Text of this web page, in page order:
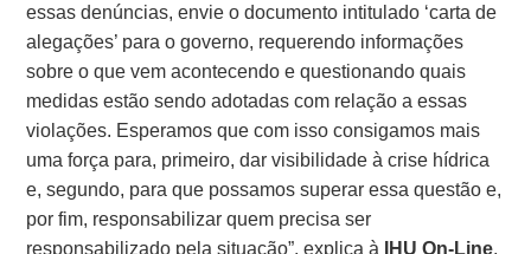
essas denúncias, envie o documento intitulado ‘carta de
alegações’ para o governo, requerendo informações
sobre o que vem acontecendo e questionando quais
medidas estão sendo adotadas com relação a essas
violações. Esperamos que com isso consigamos mais
uma força para, primeiro, dar visibilidade à crise hídrica
e, segundo, para que possamos superar essa questão e,
por fim, responsabilizar quem precisa ser
responsabilizado pela situação”, explica à
IHU On-Line,